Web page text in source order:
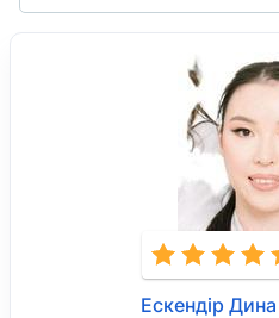
Ескендір